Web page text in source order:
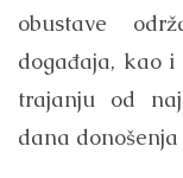
obustave
događaja, kao
trajanju od
dana